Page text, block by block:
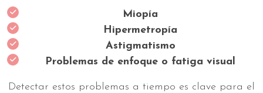
Miopía
Hipermetropía
Astigmatismo
Problemas de enfoque o fatiga visual
Detectar estos problemas a tiempo es clave para el